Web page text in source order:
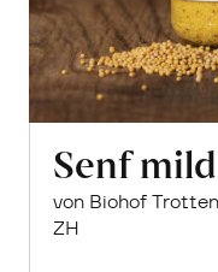
Senf mild
von Biohof
ZH